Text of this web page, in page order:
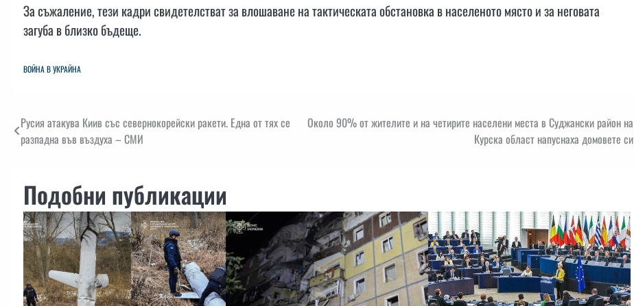
За съжаление, тези кадри свидетелстват за влошаване на тактическата обстановка в населеното място и за неговата
загуба в близко бъдеще.
ВОЙНА В УКРАЙНА
Навигация
Русия атакува Киив със севернокорейски ракети. Една от тях се
разпадна във въздуха – СМИ
Около 90% от жителите и на четирите населени места в Суджански район на
Курска област напуснаха домовете си
Подобни публикации